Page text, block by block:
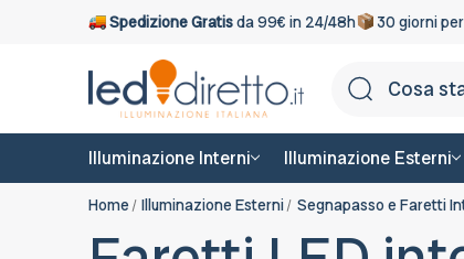
Spedizione Gratisda 99€ in 24/48h 30 giorni
Illuminazione Interni Illuminazione Esterni
Home Illuminazione Esterni Segnapasso e Faretti